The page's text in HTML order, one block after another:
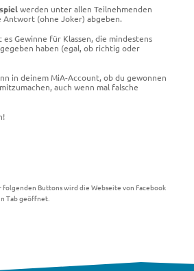
werden unter allen Teilnehmenden
(ohne Joker) abgeben.
es Gewinne für Klassen, die mindestens
haben (egal, ob richtig oder
in deinem MiA-Account, ob du gewonnen
auch wenn mal falsche
Buttons wird die Webseite von Facebook
Tab geöffnet.